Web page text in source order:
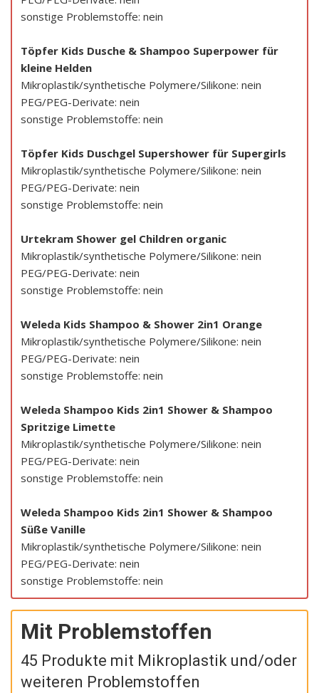
sonstige Problemstoffe: nein
Töpfer Kids Dusche & Shampoo Superpower für
kleine Helden
Mikroplastik/synthetische Polymere/Silikone: nein
PEG/PEG-Derivate: nein
sonstige Problemstoffe: nein
Töpfer Kids Duschgel Supershower für Supergirls
Mikroplastik/synthetische Polymere/Silikone: nein
PEG/PEG-Derivate: nein
sonstige Problemstoffe: nein
Urtekram Shower gel Children organic
Mikroplastik/synthetische Polymere/Silikone: nein
PEG/PEG-Derivate: nein
sonstige Problemstoffe: nein
Weleda Kids Shampoo & Shower 2in1 Orange
Mikroplastik/synthetische Polymere/Silikone: nein
PEG/PEG-Derivate: nein
sonstige Problemstoffe: nein
Weleda Shampoo Kids 2in1 Shower & Shampoo
Spritzige Limette
Mikroplastik/synthetische Polymere/Silikone: nein
PEG/PEG-Derivate: nein
sonstige Problemstoffe: nein
Weleda Shampoo Kids 2in1 Shower & Shampoo
Süße Vanille
Mikroplastik/synthetische Polymere/Silikone: nein
PEG/PEG-Derivate: nein
sonstige Problemstoffe: nein
Mit Problemstoffen
45 Produkte mit Mikroplastik und/oder
weiteren Problemstoffen